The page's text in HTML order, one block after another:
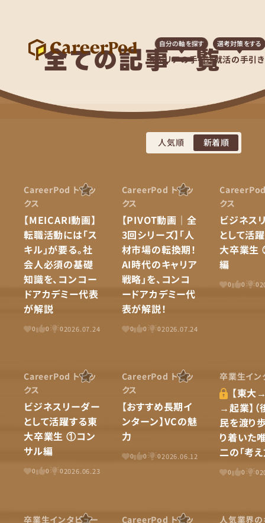
キャリアの手引き
自分の軸を探す
就活の手引き
選考対策をする
全ての記事一覧
人気順 新着順
CareerPod トピッ
クス
【MEICARI動画】
転職活動には「ス
キル」が要る。社
会人必須の基礎
知識を、コンコー
ドアカデミー代表
が解説
0 0 02026.07.24
CareerPod トピッ
クス
【PIVOT動画｜全
3回シリーズ】「人
材市場の転換期！
AI時代のキャリア
戦略」を、コンコ
ードアカデミー代
表が解説！
0 0 02026.07.24
クス
ビジネス
として活
大卒業
編
0 0 0
CareerPod トピッ
クス
ビジネスリーダー
として活躍する東
大卒業生 ①コン
サル編
0 0 0 2026.06.23
CareerPod トピッ
クス
【おすすめ長期イ
ンターン】VCの魅
力
0 0 02026.06.12
卒業生イン
【東大
→起業】（
民を渡り
り着いた
二の「考え
0 0 0
卒業生インタビュー
CareerPod トピッ
人気業界の